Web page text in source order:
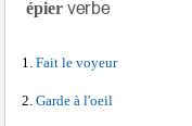
épier
Fait le voyeur
Garde à l'oeil